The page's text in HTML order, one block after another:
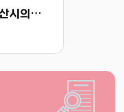
화성특례시의회, 주민자치 페스티벌 작품전시회 참석 “동네에서 가장 가까운 문화공간, 주민자치센터 응원할 것”